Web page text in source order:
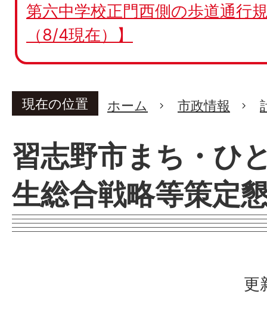
第六中学校正門西側の歩道通行
（8/4現在）】
現在の位置 ホーム 市政情報
習志野市まち・ひ
生総合戦略等策定
更